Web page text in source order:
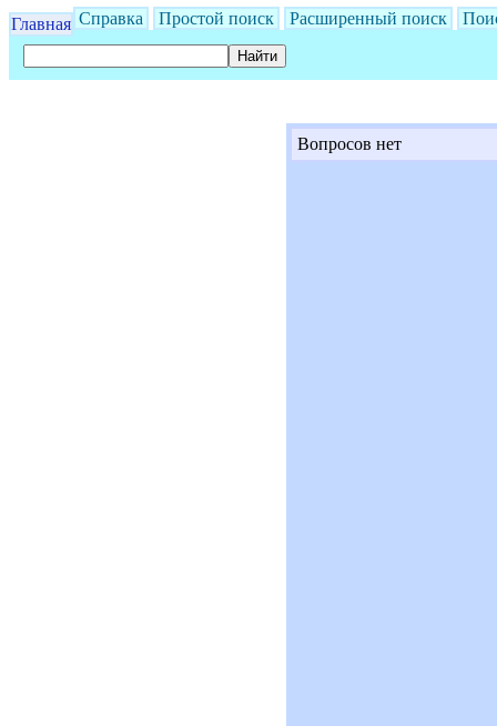
Главная Справка Простой поиск Расширенный поиск
Вопросов нет